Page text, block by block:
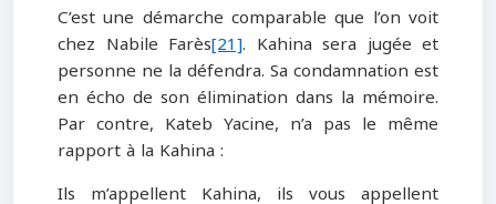
C’est une démarche comparable que l’on voit
chez Nabile Farès[21]. Kahina sera jugée et
personne ne la défendra. Sa condamnation est
en écho de son élimination dans la mémoire.
Par contre, Kateb Yacine, n’a pas le même
rapport à la Kahina :
Ils m’appellent Kahina, ils vous appellent